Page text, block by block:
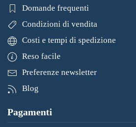
Domande frequenti
Condizioni di vendita
Costi e tempi di spedizione
Reso facile
Preferenze newsletter
Blog
Pagamenti